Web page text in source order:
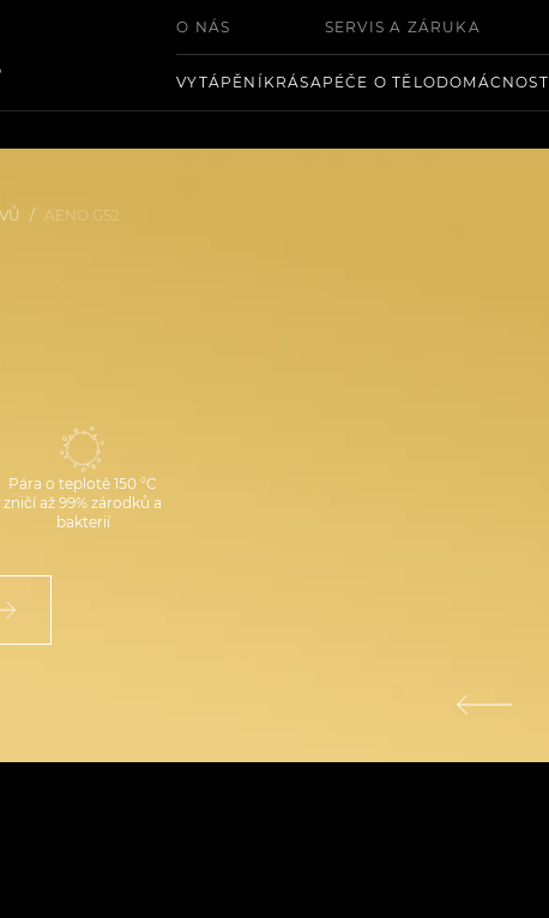
O NÁS SERVIS A ZÁRUKA
VYTÁPĚNÍ KRÁSAPÉČE O TĚLODOMÁCNOST
/ AENO GS2
Pára o teplotě 150 °C
zničí až 99% zárodků a
bakterií